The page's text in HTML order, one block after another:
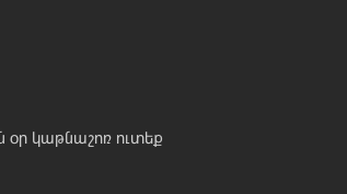
օր կաթնաշոռ ուտեք